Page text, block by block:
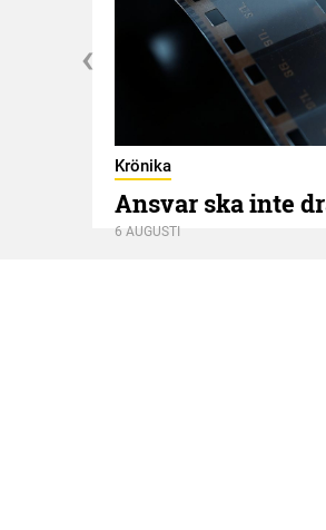
Krönika
Ansvar ska inte
6 AUGUSTI